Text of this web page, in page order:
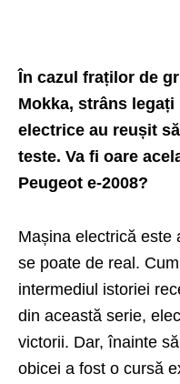
În cazul fraților de
Mokka, strâns
electrice au reușit
teste. Va fi oare
Peugeot e-2008?
Mașina electrică este
se poate de real.
intermediul istoriei
din această serie,
victorii. Dar, înainte
obicei a fost o cursă